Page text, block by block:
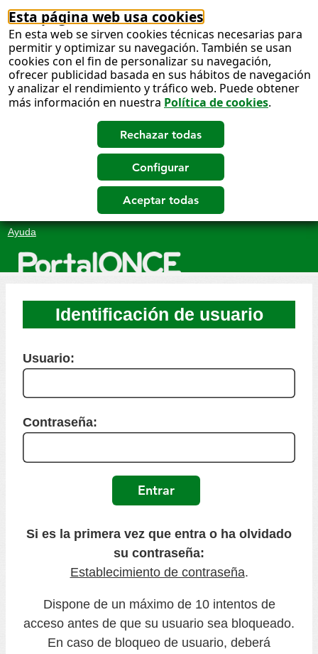
Esta página web usa cookies
En esta web se sirven cookies técnicas necesarias para
permitir y optimizar su navegación. También se usan
cookies con el fin de personalizar su navegación,
ofrecer publicidad basada en sus hábitos de navegación
y analizar el rendimiento y tráfico web. Puede obtener
más información en nuestra Política de cookies.
Ayuda
Identificación de usuario
Usuario:
Contraseña:
Si es la primera vez que entra o ha olvidado
su contraseña:
Establecimiento de contraseña.
Dispone de un máximo de 10 intentos de
acceso antes de que su usuario sea bloqueado.
En caso de bloqueo de usuario, deberá